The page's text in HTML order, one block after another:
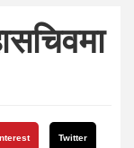
Twitter